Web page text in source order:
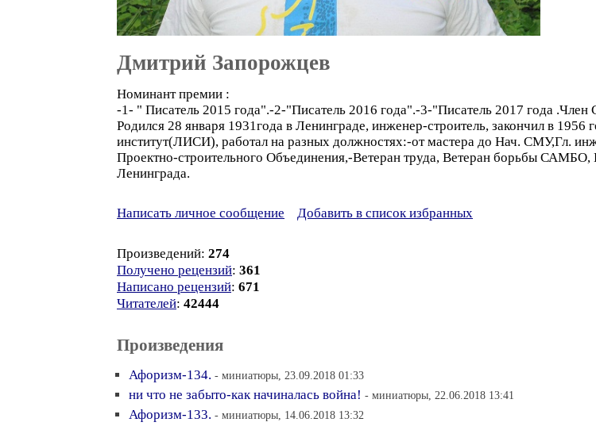
Дмитрий Запорожцев
Номинант премии :
-1- " Писатель 2015 года".-2-"Писатель 2016 года".-3-"Писатель 2017 года
Родился 28 января 1931года в Ленинграде, инженер-строитель, закончил в
институт(ЛИСИ), работал на разных должностях:-от мастера до Нач. СМУ,Гл.
Проектно-строительного Объединения,-Ветеран труда, Ветеран борьбы
Ленинграда.
Написать личное сообщение Добавить в список избранных
Произведений: 274
Получено рецензий: 361
Написано рецензий: 671
Читателей: 42444
Произведения
Афоризм-134. - миниатюры, 23.09.2018 01:33
ни что не забыто-как начиналась война! - миниатюры, 22.06.2018 13:41
Афоризм-133. - миниатюры, 14.06.2018 13:32